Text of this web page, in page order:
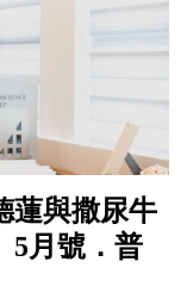
蓮與撒尿牛
5月號．普